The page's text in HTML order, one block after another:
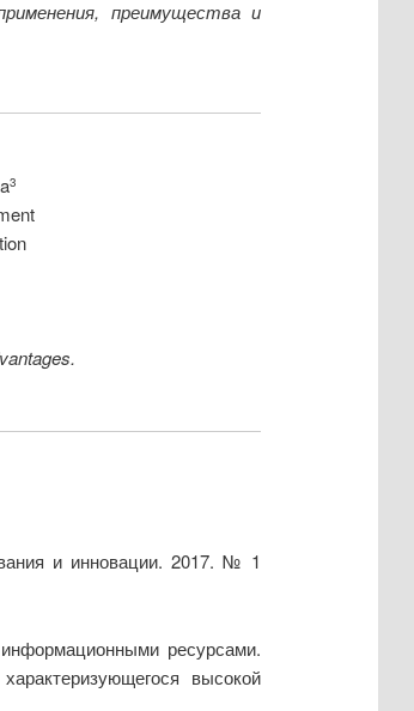
преимущества и
3
и инновации. 2017. № 1
ресурсами.
высокой